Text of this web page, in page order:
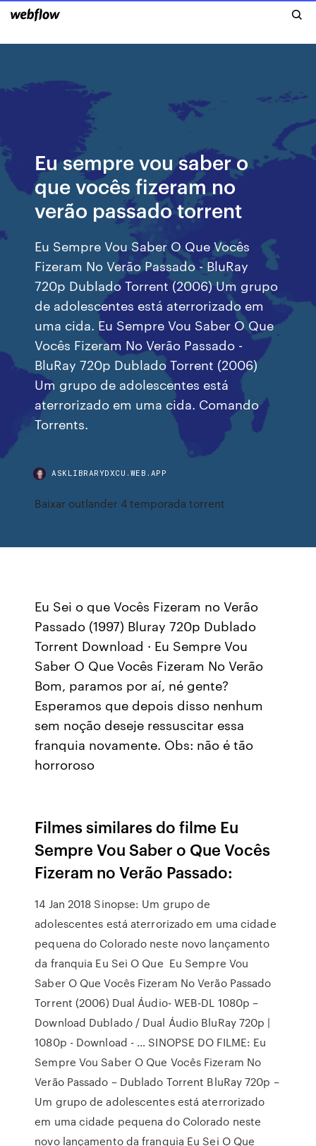
Eu sempre vou saber o
que vocês fizeram no
verão passado torrent
Eu Sempre Vou Saber O Que Vocês
Fizeram No Verão Passado - BluRay
720p Dublado Torrent (2006) Um grupo
de adolescentes está aterrorizado em
uma cida. Eu Sempre Vou Saber O Que
Vocês Fizeram No Verão Passado -
BluRay 720p Dublado Torrent (2006)
Um grupo de adolescentes está
aterrorizado em uma cida. Comando
Torrents.
ASKLIBRARYDXCU.WEB.APP
Baixar outlander 4 temporada torrent
Eu Sei o que Vocês Fizeram no Verão
Passado (1997) Bluray 720p Dublado
Torrent Download · Eu Sempre Vou
Saber O Que Vocês Fizeram No Verão
Bom, paramos por aí, né gente?
Esperamos que depois disso nenhum
sem noção deseje ressuscitar essa
franquia novamente. Obs: não é tão
horroroso
Filmes similares do filme Eu
Sempre Vou Saber o Que Vocês
Fizeram no Verão Passado:
14 Jan 2018 Sinopse: Um grupo de
adolescentes está aterrorizado em uma cidade
pequena do Colorado neste novo lançamento
da franquia Eu Sei O Que Eu Sempre Vou
Saber O Que Vocês Fizeram No Verão Passado
Torrent (2006) Dual Áudio- WEB-DL 1080p –
Download Dublado / Dual Áudio BluRay 720p |
1080p - Download - … SINOPSE DO FILME: Eu
Sempre Vou Saber O Que Vocês Fizeram No
Verão Passado – Dublado Torrent BluRay 720p –
Um grupo de adolescentes está aterrorizado
em uma cidade pequena do Colorado neste
novo lançamento da franquia Eu Sei O Que